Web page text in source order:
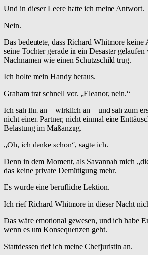
Und in dieser Leere hatte ich meine Antwort.
Nein.
Das bedeutete, dass Richard Whitmore keine
seine Tochter gerade in ein Desaster gelaufen
Nachnamen wie einen Schutzschild trug.
Ich holte mein Handy heraus.
Graham trat schnell vor. „Eleanor, nein.“
Ich sah ihn an – wirklich an – und sah zum
nicht einen Partner, nicht einmal eine
Belastung im Maßanzug.
„Oh, ich denke schon“, sagte ich.
Denn in dem Moment, als Savannah mich
das keine private Demütigung mehr.
Es wurde eine berufliche Lektion.
Ich rief Richard Whitmore in dieser Nacht
Das wäre emotional gewesen, und ich habe
wenn es um Konsequenzen geht.
Stattdessen rief ich meine Chefjuristin an.